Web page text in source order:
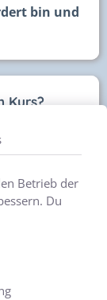
Betrieb der
Du
bin und
Kurs?